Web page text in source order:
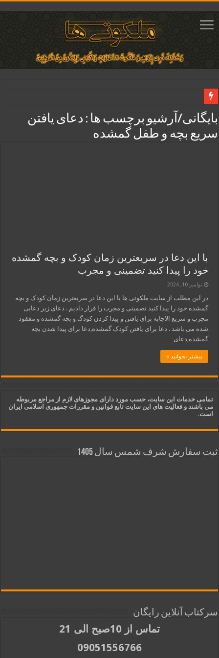
دعای مجرب برای فروش سریع کالا و رونق فروش مغازه | متن آیات، روش انجام و
دعای ایجاد عشق و محبت آتشین در قلب معشوق | متن دعا، روش خواندن
ختم آیات ۲ و ۳ سوره طلاق برای افزایش رزق و روزی | روش ختم، متن آیات و فضیلت
بایگانی/آرشیو برچسب ها : دعای یافتن
سریع بچه و طفل گمشده
با این دعا در سریعترین زمان کودک و بچه گمشده
خود را پیدا کنید تضمینی و مجرب
نوامبر 10, 2024
در این مطلب از سایت ملکوتی ها با این دعا در سریعترین زمان کودک و بچه
گمشده خود را پیدا کنید تضمینی و مجرب را قرار دادیم . دعای زیر دعایی
مجرب و سریع الاجابه برای یافتن و پیدا کردن کودگ و بچه گمشده و مفقود
شده می باشد . دعا برای یافتن کودک گمشده,دعا برای پیدا شدن بچه
گمشده,دعای …
بیشتر بخوانید »
تمامی خدمات این سایت، حسب مورد دارای مجوزهای لازم از مراجع مربوطه
می باشند و فعالیت های این سایت تابع قوانین و مقررات جمهوری اسلامی ایران
است.
ثبت سفارش شرف شمس سال 1405
سرکتاب آنلاین رایگان
تماس از 10صبح الی 21
09051556766